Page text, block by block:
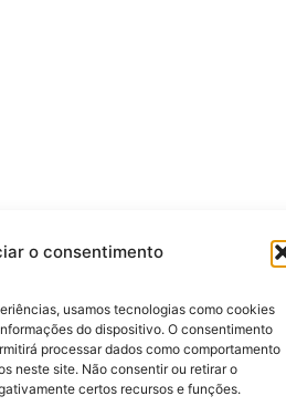
o consentimento
usamos tecnologias como cookies
do dispositivo. O consentimento
processar dados como comportamento
neste site. Não consentir ou retirar o
certos recursos e funções.